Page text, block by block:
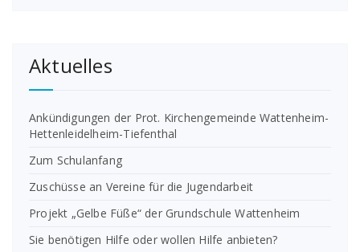
Aktuelles
Ankündigungen der Prot. Kirchengemeinde Wattenheim-
Hettenleidelheim-Tiefenthal
Zum Schulanfang
Zuschüsse an Vereine für die Jugendarbeit
Projekt „Gelbe Füße“ der Grundschule Wattenheim
Sie benötigen Hilfe oder wollen Hilfe anbieten?